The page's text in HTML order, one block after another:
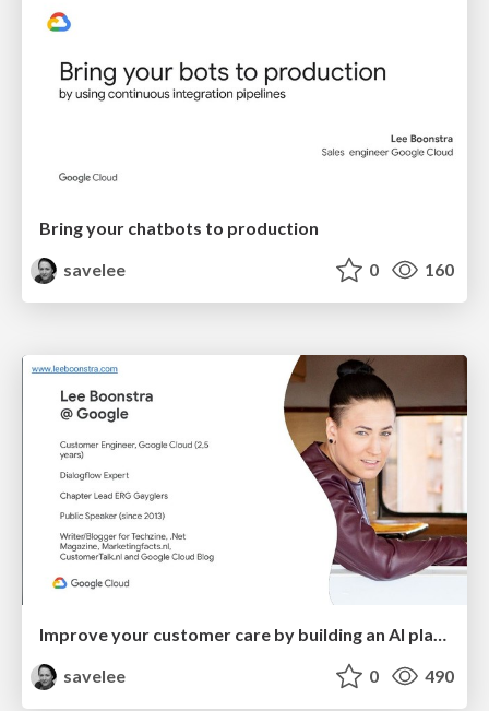
Bring your chatbots to production
savelee
0 160
Improve your customer care by building an AI platform with the use of Google Cloud
savelee
0 490